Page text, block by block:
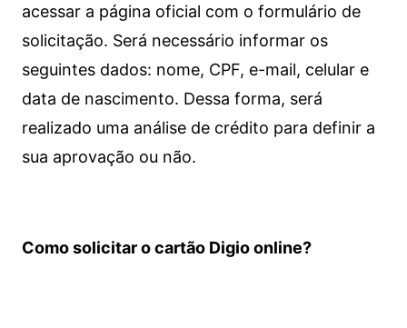
acessar a página oficial com o formulário de
solicitação. Será necessário informar os
seguintes dados: nome, CPF, e-mail, celular e
data de nascimento. Dessa forma, será
realizado uma análise de crédito para definir a
sua aprovação ou não.
Como solicitar o cartão Digio online?